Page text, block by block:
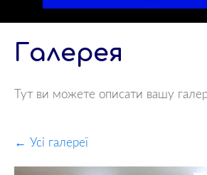
Галерея
Тут ви можете описати вашу
Усі галереї